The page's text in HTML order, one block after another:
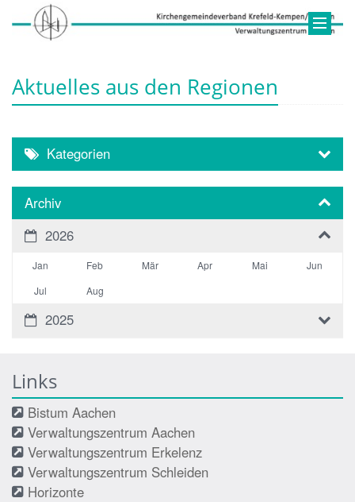
Aktuelles aus den Regionen
Kategorien
Archiv
2026
Jan Feb Mär Apr Mai
Jun
Jul
Aug
2025
Links
Bistum Aachen
Verwaltungszentrum Aachen
Verwaltungszentrum Erkelenz
Verwaltungszentrum Schleiden
Horizonte